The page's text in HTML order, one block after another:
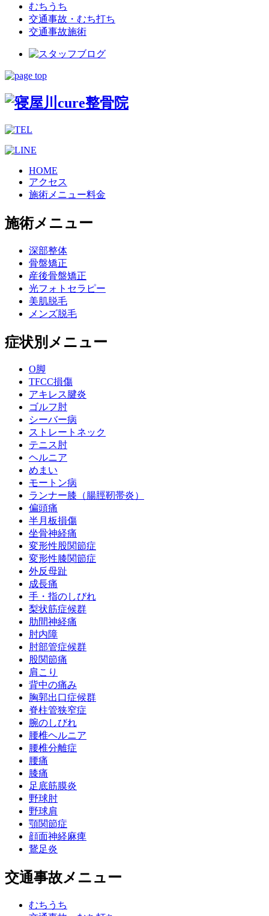
むちうち
交通事故・むち打ち
交通事故施術
HOME
アクセス
施術メニュー料金
施術メニュー
深部整体
骨盤矯正
産後骨盤矯正
光フォトセラピー
美肌脱毛
メンズ脱毛
症状別メニュー
O脚
TFCC損傷
アキレス腱炎
ゴルフ肘
シーバー病
ストレートネック
テニス肘
ヘルニア
めまい
モートン病
ランナー膝（腸脛靭帯炎）
偏頭痛
半月板損傷
坐骨神経痛
変形性股関節症
変形性膝関節症
外反母趾
成長痛
手・指のしびれ
梨状筋症候群
肋間神経痛
肘内障
肘部管症候群
股関節痛
肩こり
背中の痛み
胸郭出口症候群
脊柱管狭窄症
腕のしびれ
腰椎ヘルニア
腰椎分離症
腰痛
膝痛
足底筋膜炎
野球肘
野球肩
顎関節症
顔面神経麻痺
鵞足炎
交通事故メニュー
むちうち